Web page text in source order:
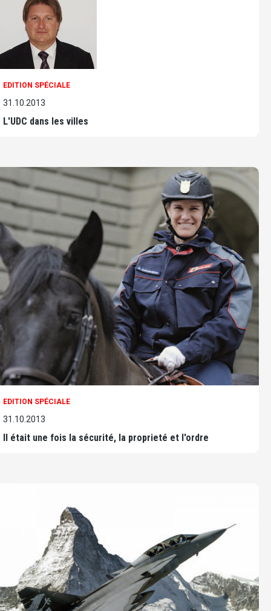
EDITION SPÉCIALE
31.10.2013
L'UDC dans les villes
EDITION SPÉCIALE
31.10.2013
Il était une fois la sécurité, la proprieté et l'ordre